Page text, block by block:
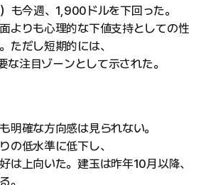
も今週、1,900ドルを下回った。
よりも心理的な下値支持としての性
ただし短期的には、
注目ゾーンとして示された。
明確な方向感は見られない。
の低水準に低下し、
は上向いた。建玉は昨年10月以降、
。